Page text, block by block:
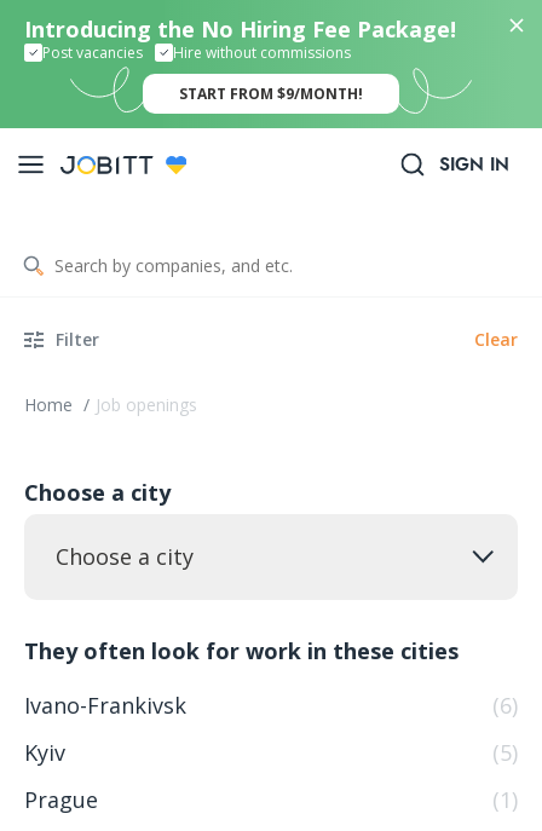
Introducing the No Hiring Fee Package!
Post vacancies Hire without commissions
START FROM $9/MONTH!
SIGN IN
Filter Clear
Home / Job openings
Choose a city
Choose a city
They often look for work in these cities
Ivano-Frankivsk
(6)
Kyiv
(5)
Prague
(1)